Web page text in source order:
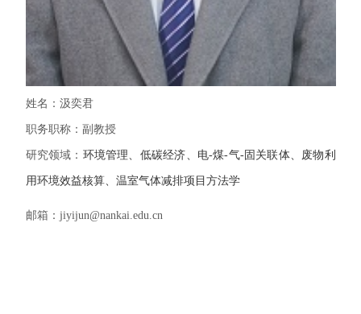
姓名：汲奕君
职务职称：副教授
研究领域： 环境管理、低碳经济、电-煤-气-固关联体、废物利
用环境效益核算、温室气体减排项目方法学
邮箱： jiyijun@nankai.edu.cn